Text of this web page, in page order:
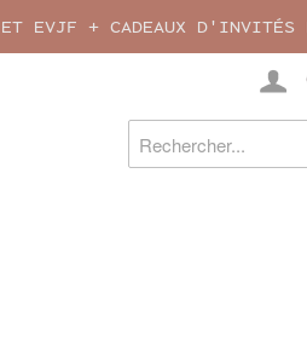
EVJF + CADEAUX D'INVITÉS